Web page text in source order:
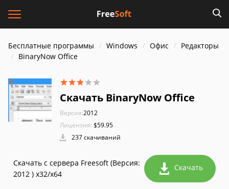
Бесплатные программы Windows Офис
Редакторы
BinaryNow Office
Скачать BinaryNow Office
Версия:2012
Лицензия: $59.95
237 скачиваний
Скачать с сервера Freesoft (Версия:
2012 ) x32/x64
Скачать